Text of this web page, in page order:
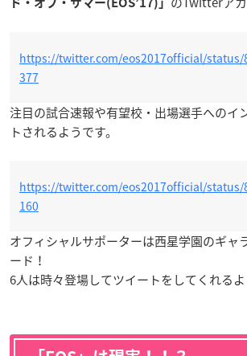
ド・オブ・サマー(EOS’17)」
https://twitter.com/eos2017official/status/
377
注目の試合速報や有望校・出場選手へのイ
トされるようです。
https://twitter.com/eos2017official/status/
160
オフィシャルサポーターは西星学園のギャ
ード！
6人は時々登場してツイートをしてくれるよ